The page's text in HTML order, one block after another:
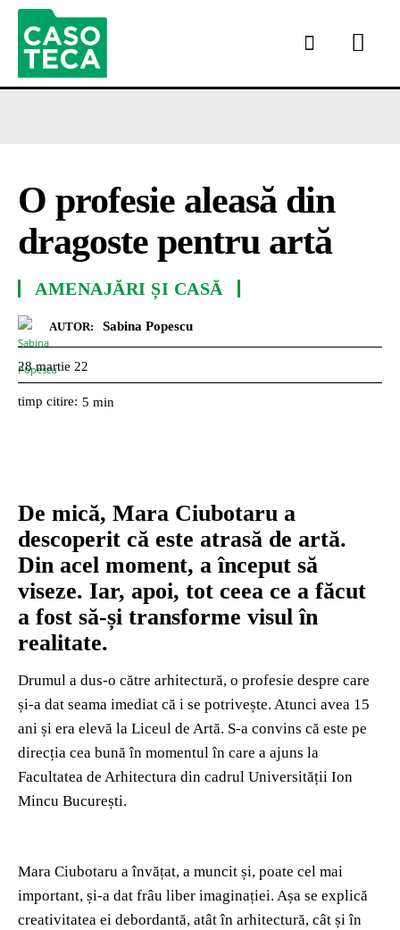
O profesie aleasă din
dragoste pentru artă
AMENAJĂRI ȘI CASĂ
AUTOR: Sabina Popescu
28 martie 22
timp citire: 5 min
De mică, Mara Ciubotaru a
descoperit că este atrasă de artă.
Din acel moment, a început să
viseze. Iar, apoi, tot ceea ce a făcut
a fost să-și transforme visul în
realitate.
Drumul a dus-o către arhitectură, o profesie despre care
și-a dat seama imediat că i se potrivește. Atunci avea 15
ani și era elevă la Liceul de Artă. S-a convins că este pe
direcția cea bună în momentul în care a ajuns la
Facultatea de Arhitectura din cadrul Universității Ion
Mincu București.
Mara Ciubotaru a învățat, a muncit și, poate cel mai
important, și-a dat frâu liber imaginației. Așa se explică
creativitatea ei debordantă, atât în arhitectură, cât și în